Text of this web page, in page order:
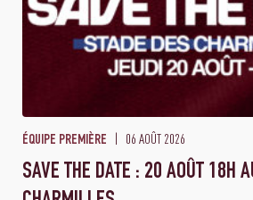
ÉQUIPE PREMIÈRE 06 AOÛT 2026
SAVE THE DATE : 20 AOÛT 18H